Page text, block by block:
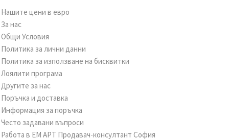
Нашите цени в евро
За нас
Общи Условия
Политика за лични данни
Политика за използване на бисквитки
Лоялити програма
Другите за нас
Поръчка и доставка
Информация за поръчка
Често задавани въпроси
Работа в ЕМ АРТ Продавач-консултант София